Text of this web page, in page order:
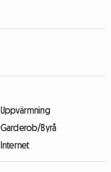
Uppvärmning
Garderob/Byrå
Internet